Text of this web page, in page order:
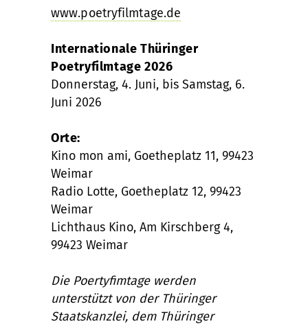
www.poetryfilmtage.de
Internationale Thüringer
Poetryfilmtage 2026
Donnerstag, 4. Juni, bis Samstag, 6.
Juni 2026
Orte:
Kino mon ami, Goetheplatz 11, 99423
Weimar
Radio Lotte, Goetheplatz 12, 99423
Weimar
Lichthaus Kino, Am Kirschberg 4,
99423 Weimar
Die Poertyfimtage werden
unterstützt von der Thüringer
Staatskanzlei, dem Thüringer